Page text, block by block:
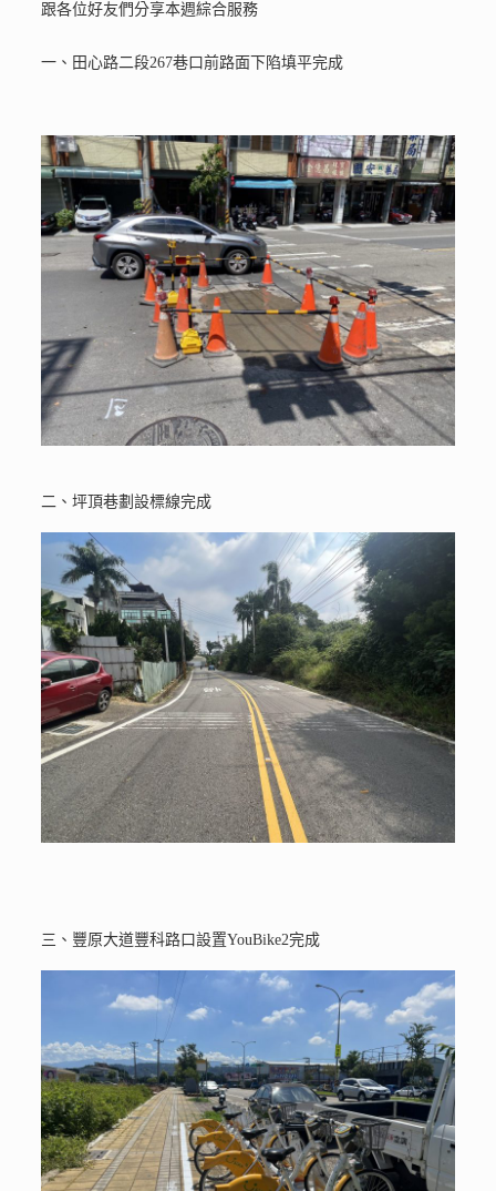
跟各位好友們分享本週綜合服務
一、田心路二段267巷口前路面下陷填平完成
二、坪頂巷劃設標線完成
三、豐原大道豐科路口設置YouBike2完成